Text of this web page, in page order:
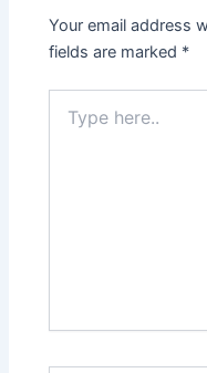
Your email address
fields are marked *
here..